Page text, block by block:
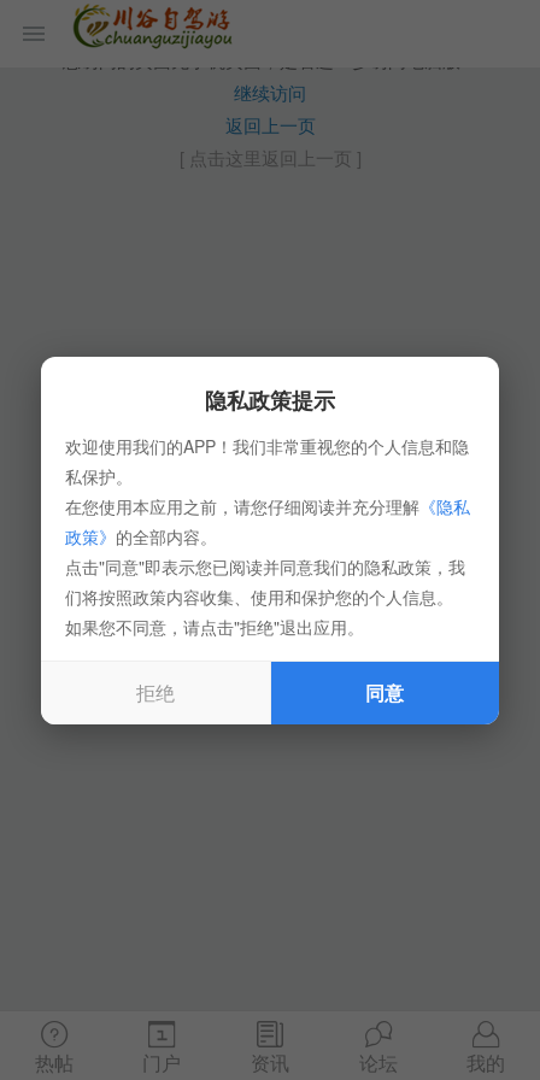
继续访问
返回上一页
[ 点击这里返回上一页 ]
热帖 门户 资讯 论坛 我的
隐私政策提示
欢迎使用我们的APP！我们非常重视您的个人信息和隐
私保护。
在您使用本应用之前，请您仔细阅读并充分理解《隐私
政策》 的全部内容。
点击"同意"即表示您已阅读并同意我们的隐私政策，我
们将按照政策内容收集、使用和保护您的个人信息。
如果您不同意，请点击"拒绝"退出应用。
拒绝 同意